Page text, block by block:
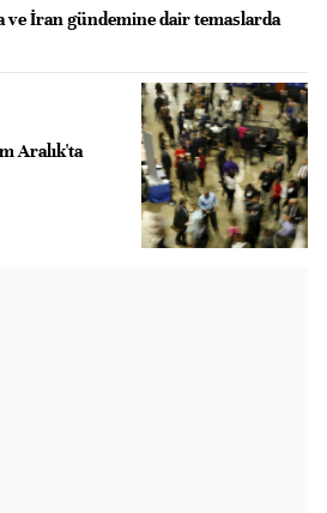
İran gündemine dair temaslarda
Aralık'ta